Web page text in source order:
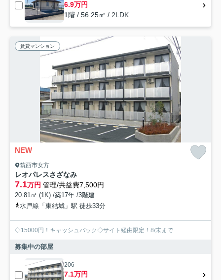
6.9万円
1階 / 56.25㎡ / 2LDK
賃貸マンション
NEW
筑西市女方
レオパレスさざなみ
7.1万円 管理/共益費7,500円
20.81㎡ (1K) /築17年 /3階建
水戸線「東結城」駅 徒歩33分
◇15000円！キャッシュバック◇サイト経由限定！8/末まで
募集中の部屋
206
7.1万円